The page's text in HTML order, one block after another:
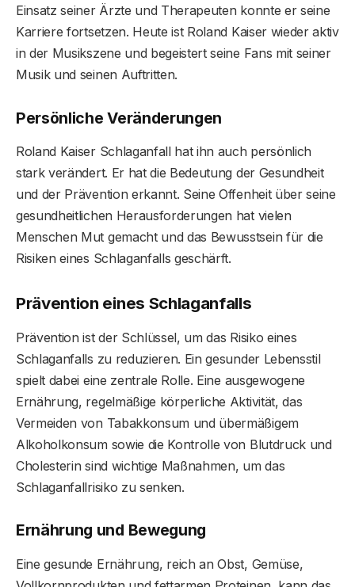
Einsatz seiner Ärzte und Therapeuten konnte er seine
Karriere fortsetzen. Heute ist Roland Kaiser wieder aktiv
in der Musikszene und begeistert seine Fans mit seiner
Musik und seinen Auftritten.
Persönliche Veränderungen
Roland Kaiser Schlaganfall hat ihn auch persönlich
stark verändert. Er hat die Bedeutung der Gesundheit
und der Prävention erkannt. Seine Offenheit über seine
gesundheitlichen Herausforderungen hat vielen
Menschen Mut gemacht und das Bewusstsein für die
Risiken eines Schlaganfalls geschärft.
Prävention eines Schlaganfalls
Prävention ist der Schlüssel, um das Risiko eines
Schlaganfalls zu reduzieren. Ein gesunder Lebensstil
spielt dabei eine zentrale Rolle. Eine ausgewogene
Ernährung, regelmäßige körperliche Aktivität, das
Vermeiden von Tabakkonsum und übermäßigem
Alkoholkonsum sowie die Kontrolle von Blutdruck und
Cholesterin sind wichtige Maßnahmen, um das
Schlaganfallrisiko zu senken.
Ernährung und Bewegung
Eine gesunde Ernährung, reich an Obst, Gemüse,